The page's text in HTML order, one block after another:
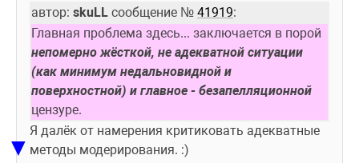
автор: skuLL сообщение № 41919:
непомерно жёсткой, не адекватной ситуации
(как минимум недальновидной и
поверхностной) и главное - безапелляционной
цензуре.
Я далёк от намерения критиковать адекватные
методы модерирования. :)
▼